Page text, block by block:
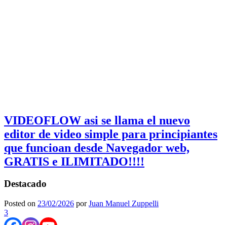
VIDEOFLOW asi se llama el nuevo
editor de video simple para principiantes
que funcioan desde Navegador web,
GRATIS e ILIMITADO!!!!
Destacado
Posted on 23/02/2026 porJuan Manuel Zuppelli
3